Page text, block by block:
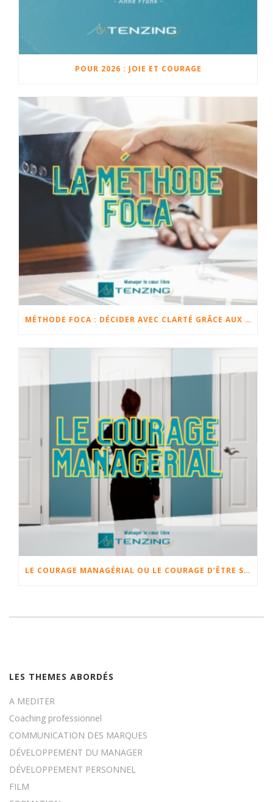
POUR 2026 : JOIE ET COURAGE
MÉTHODE FOCA : DÉCIDER AVEC CLARTÉ GRÂCE AUX FAITS, OPINIONS, CHANGEMENTS ET ACTIONS
LE COURAGE MANAGÉRIAL OU LE COURAGE D’ÊTRE SOI
LES THEMES ABORDÉS
A MEDITER
Coaching professionnel
COMMUNICATION DES MARQUES
DÉVELOPPEMENT DU MANAGER
DÉVELOPPEMENT PERSONNEL
FILM